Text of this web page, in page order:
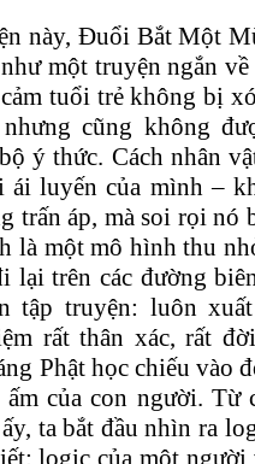
này, Đuổi Bắt Một
một truyện ngắn
tuổi trẻ không bị
cũng không
ý thức. Cách nhân
ái luyến của mình –
trấn áp, mà soi rọi nó
là một mô hình thu
lại trên các đường
tập truyện: luôn
rất thân xác, rất
Phật học chiếu vào
của con người. Từ
ta bắt đầu nhìn ra
logic của một người